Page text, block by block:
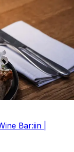
Bar:iin |